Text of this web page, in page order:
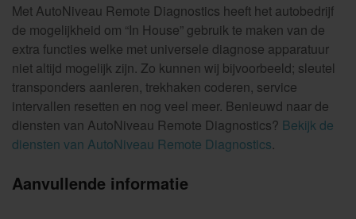
Met AutoNiveau Remote Diagnostics heeft het autobedrijf
de mogelijkheid om “In House” gebruik te maken van de
extra functies welke met universele diagnose apparatuur
niet altijd mogelijk zijn. Zo kunnen wij bijvoorbeeld; sleutel
transponders aanleren, trekhaken coderen, service
intervallen resetten en nog veel meer. Benieuwd naar de
diensten van AutoNiveau Remote Diagnostics? Bekijk de
diensten van AutoNiveau Remote Diagnostics.
Aanvullende informatie